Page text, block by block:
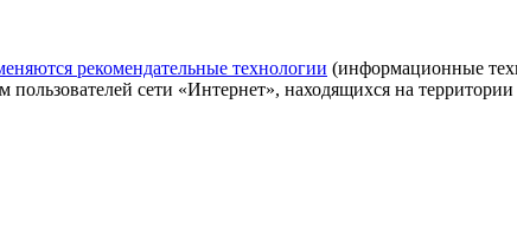
рекомендательные технологии (информационные
пользователей сети «Интернет», находящихся на